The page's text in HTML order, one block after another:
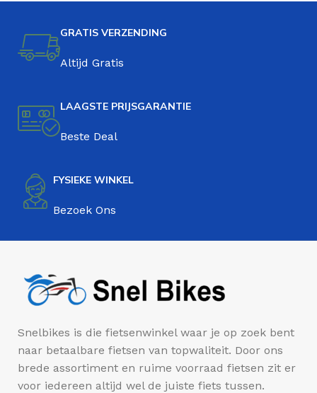
GRATIS VERZENDING
Altijd Gratis
LAAGSTE PRIJSGARANTIE
Beste Deal
FYSIEKE WINKEL
Bezoek Ons
Snelbikes is die fietsenwinkel waar je op zoek bent
naar betaalbare fietsen van topwaliteit. Door ons
brede assortiment en ruime voorraad fietsen zit er
voor iedereen altijd wel de juiste fiets tussen.